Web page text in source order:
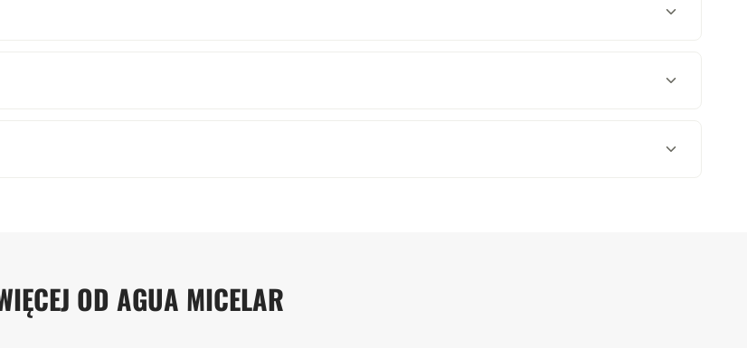
OD AGUA MICELAR